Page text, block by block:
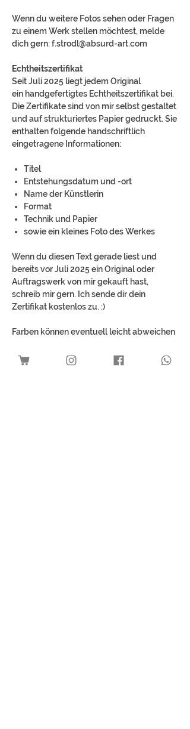
Wenn du weitere Fotos sehen oder Fragen
zu einem Werk stellen möchtest, melde
dich gern: f.strodl@absurd-art.com
Echtheitszertifikat
Seit Juli 2025 liegt jedem Original
ein handgefertigtes Echtheitszertifikat bei.
Die Zertifikate sind von mir selbst gestaltet
und auf strukturiertes Papier gedruckt. Sie
enthalten folgende handschriftlich
eingetragene Informationen:
Titel
Entstehungsdatum und -ort
Name der Künstlerin
Format
Technik und Papier
sowie ein kleines Foto des Werkes
Wenn du diesen Text gerade liest und
bereits vor Juli 2025 ein Original oder
Auftragswerk von mir gekauft hast,
schreib mir gern. Ich sende dir dein
Zertifikat kostenlos zu. :)
Farben können eventuell leicht abweichen
Kein Umsatzsteuerausweis aufgrund